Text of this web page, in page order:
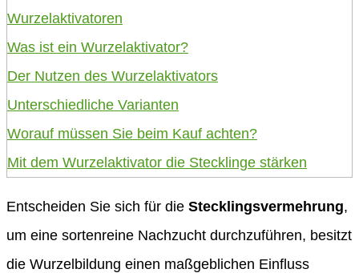
Wurzelaktivatoren
Was ist ein Wurzelaktivator?
Der Nutzen des Wurzelaktivators
Unterschiedliche Varianten
Worauf müssen Sie beim Kauf achten?
Mit dem Wurzelaktivator die Stecklinge stärken
Entscheiden Sie sich für die Stecklingsvermehrung,
um eine sortenreine Nachzucht durchzuführen, besitzt
die Wurzelbildung einen maßgeblichen Einfluss